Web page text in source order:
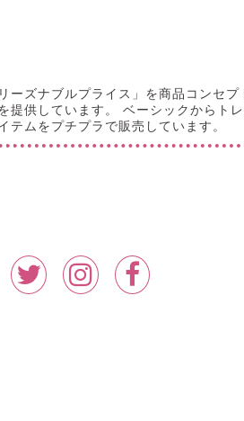
ーズナブルプライス」を商品コンセ
提供しています。 ベーシックからト
テムをプチプラで販売しています。